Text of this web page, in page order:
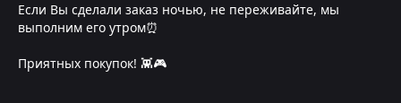
Если Вы сделали заказ ночью, не переживайте, мы
выполним его утром⏰
Приятных покупок! 👾🎮